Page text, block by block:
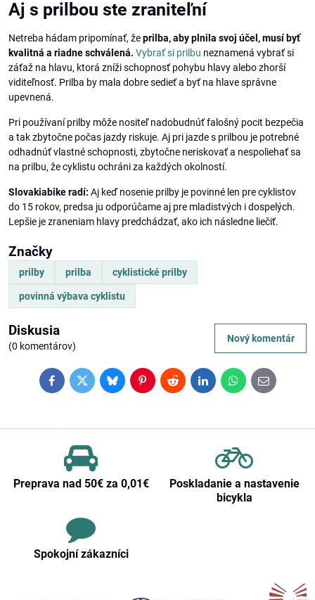
Aj s prilbou ste zraniteľní
Netreba hádam pripomínať, žeprilba, aby plnila svoj účel, musí byť
kvalitná a riadne schválená. Vybrať si prilbu neznamená vybrať si
záťaž na hlavu, ktorá zníži schopnosť pohybu hlavy alebo zhorší
viditeľnosť. Prilba by mala dobre sedieť a byť na hlave správne
upevnená.
Pri používaní prilby môže nositeľ nadobudnúť falošný pocit bezpečia
a tak zbytočne počas jazdy riskuje. Aj pri jazde s prilbou je potrebné
odhadnúť vlastné schopnosti, zbytočne neriskovať a nespoliehať sa
na prilbu, že cyklistu ochráni za každých okolností.
Slovakiabike radí: Aj keď nosenie prilby je povinné len pre cyklistov
do 15 rokov, predsa ju odporúčame aj pre mladistvých i dospelých.
Lepšie je zraneniam hlavy predchádzať, ako ich následne liečiť.
Značky
prilby prilba cyklistické prilby
povinná výbava cyklistu
Diskusia
(0 komentárov)
Nový komentár
FacebookTwitterBlueskyPinterestRedditLinkedInWhatsApp
E-
mail
Preprava nad 50€ za 0,01€
Poskladanie a nastavenie
bicykla
Spokojní zákazníci